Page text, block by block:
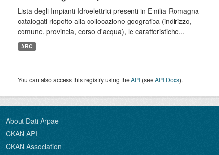
Lista degli Impianti Idroelettrici presenti in Emilia-Romagna
catalogati rispetto alla collocazione geografica (indirizzo,
comune, provincia, corso d'acqua), le caratteristiche...
ARC
You can also access this registry using theAPI (seeAPI Docs).
About Dati Arpae
CKAN API
CKAN Association